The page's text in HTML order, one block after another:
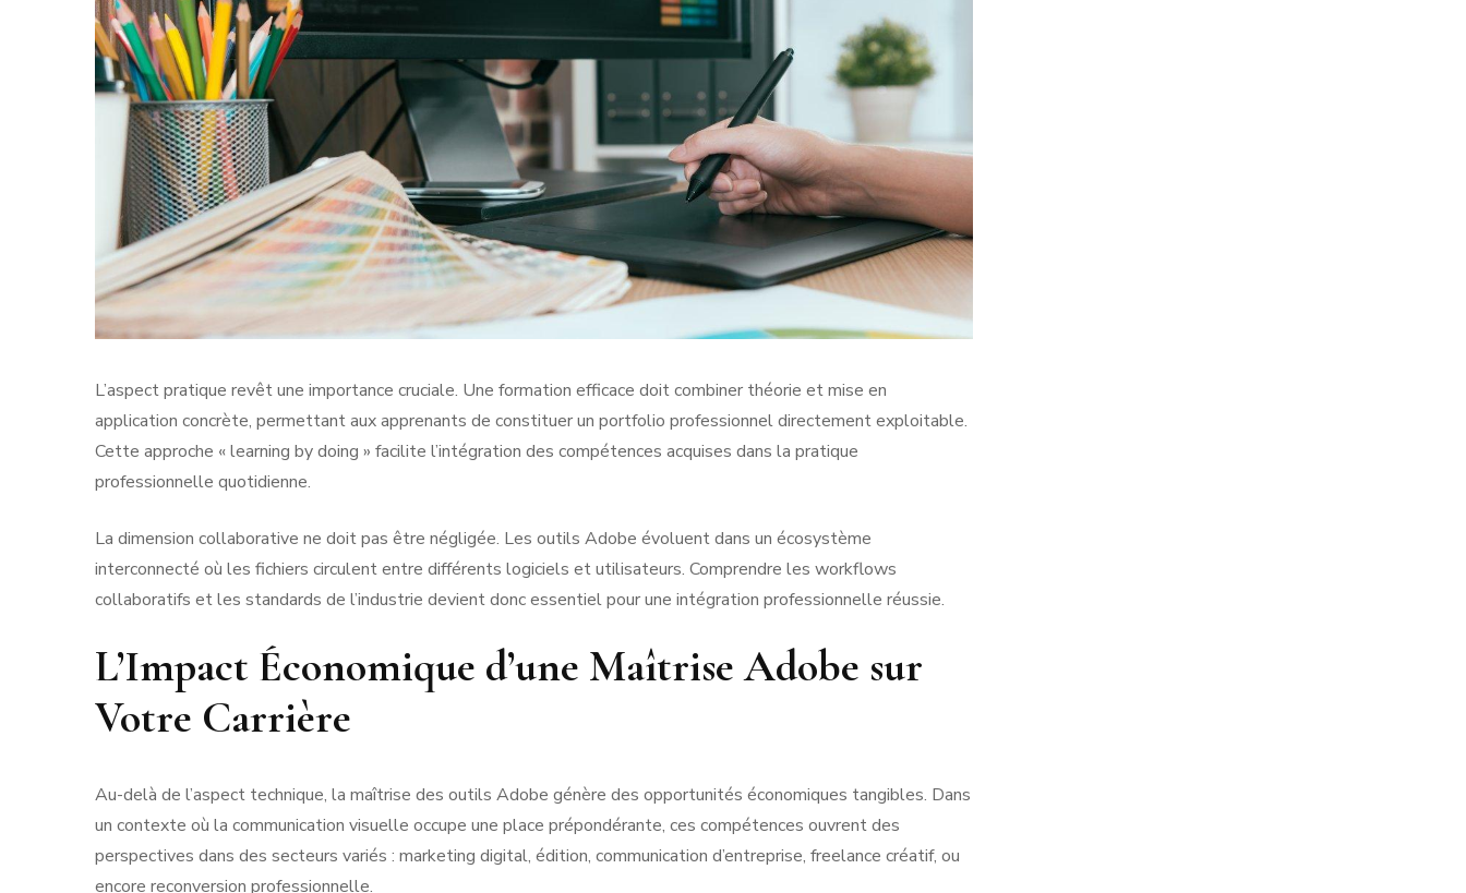
L’aspect pratique revêt une importance cruciale. Une formation efficace doit combiner théorie et mise en
application concrète, permettant aux apprenants de constituer un portfolio professionnel directement exploitable.
Cette approche « learning by doing » facilite l’intégration des compétences acquises dans la pratique
professionnelle quotidienne.
La dimension collaborative ne doit pas être négligée. Les outils Adobe évoluent dans un écosystème
interconnecté où les fichiers circulent entre différents logiciels et utilisateurs. Comprendre les workflows
collaboratifs et les standards de l’industrie devient donc essentiel pour une intégration professionnelle réussie.
L’Impact Économique d’une Maîtrise Adobe sur
Votre Carrière
Au-delà de l’aspect technique, la maîtrise des outils Adobe génère des opportunités économiques tangibles. Dans
un contexte où la communication visuelle occupe une place prépondérante, ces compétences ouvrent des
perspectives dans des secteurs variés : marketing digital, édition, communication d’entreprise, freelance créatif, ou
encore reconversion professionnelle.